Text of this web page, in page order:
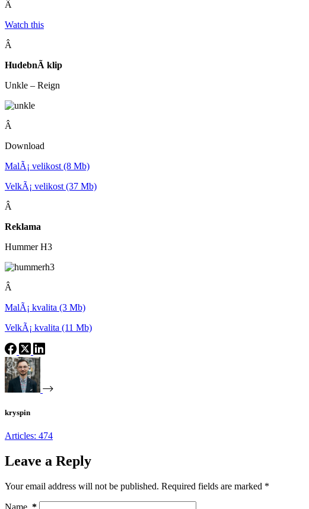
Â
Watch this
Â
HudebnÃ­ klip
Unkle – Reign
Â
Download
MalÃ¡ velikost (8 Mb)
VelkÃ¡ velikost (37 Mb)
Â
Reklama
Hummer H3
Â
MalÃ¡ kvalita (3 Mb)
VelkÃ¡ kvalita (11 Mb)
kryspin
Articles: 474
Leave a Reply
Your email address will not be published. Required fields are marked *
Name *